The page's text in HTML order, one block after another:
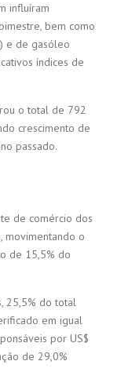
influíram
bem como
e de gasóleo
índices de
o total de 792
crescimento de
passado.
de comércio dos
movimentando o
de 15,5% do
25,5% do total
em igual
por US$
de 29,0%